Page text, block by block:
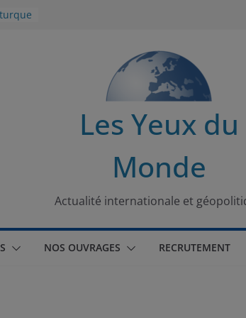
Les Yeux du
Monde
Actualité internationale et
NOS OUVRAGES RECRUTEMENT